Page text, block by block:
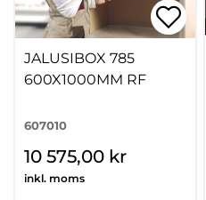
JALUSIBOX 785
600X1000MM RF
607010
10 575,00 kr
inkl. moms